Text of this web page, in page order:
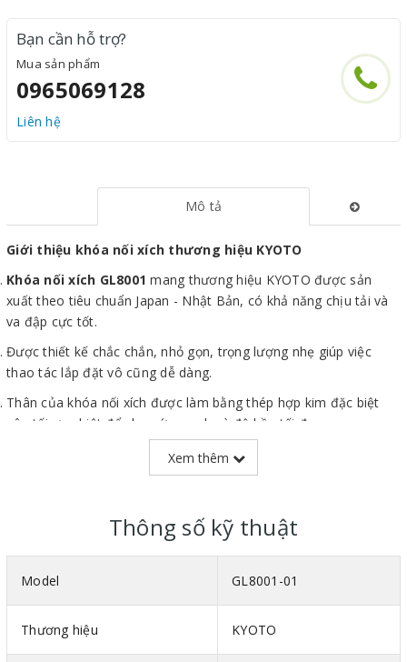
Bạn cần hỗ trợ?
Mua sản phẩm
0965069128
Liên hệ
Mô tả
Giới thiệu khóa nối xích thương hiệu KYOTO
Khóa nối xích GL8001 mang thương hiệu KYOTO được sản
xuất theo tiêu chuẩn Japan - Nhật Bản, có khả năng chịu tải và
va đập cực tốt.
Được thiết kế chắc chắn, nhỏ gọn, trọng lượng nhẹ giúp việc
thao tác lắp đặt vô cũng dễ dàng.
Thân của khóa nối xích được làm bằng thép hợp kim đặc biệt
nên tối ưu nhiệt để cho sức mạnh và độ bền tối đa.
Đăc biệt, thân được sơn tĩnh điện giúp khóa nối xích có độ bền
cực tốt khi làm việc được tại các môi trường khắc nghiệt.
NÂNG HẠ THÁI VIỆTvới đầy đủ CO, CQ và giấy tờ nhập khẩu.
Xem thêm
Thông số kỹ thuật
Model GL8001-01
Thương hiệu KYOTO